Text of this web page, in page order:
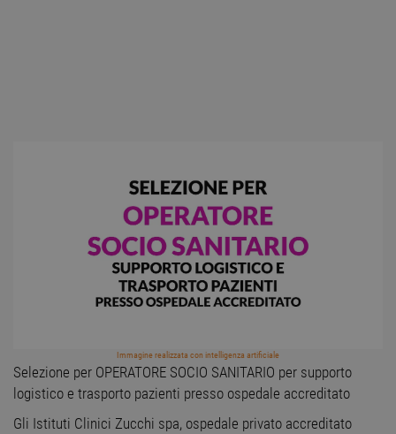
Immagine realizzata con intelligenza artificiale
Selezione per OPERATORE SOCIO SANITARIO per supporto
logistico e trasporto pazienti presso ospedale accreditato
Gli Istituti Clinici Zucchi spa, ospedale privato accreditato